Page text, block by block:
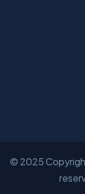
© 2025